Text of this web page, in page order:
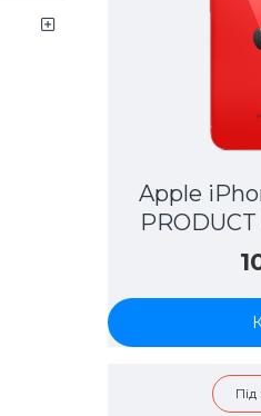
Apple